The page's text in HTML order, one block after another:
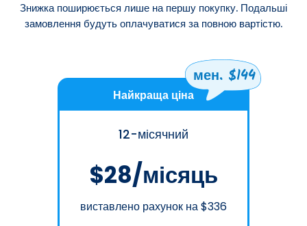
Знижка поширюється лише на першу покупку. Подальші
замовлення будуть оплачуватися за повною вартістю.
мен. $144
Найкраща ціна
12-місячний
$28/місяць
виставлено рахунок на $336